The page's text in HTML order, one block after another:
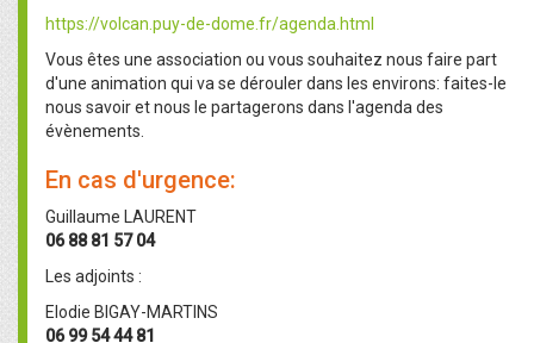
https://volcan.puy-de-dome.fr/agenda.html
Vous êtes une association ou vous souhaitez nous faire part
d'une animation qui va se dérouler dans les environs: faites-le
nous savoir et nous le partagerons dans l'agenda des
évènements.
En cas d'urgence:
Guillaume LAURENT
06 88 81 57 04
Les adjoints :
Elodie BIGAY-MARTINS
06 99 54 44 81